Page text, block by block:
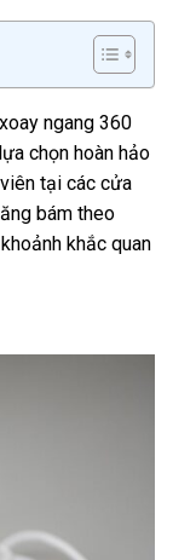
ngang 360
chọn hoàn hảo
tại các cửa
bám theo
khắc quan